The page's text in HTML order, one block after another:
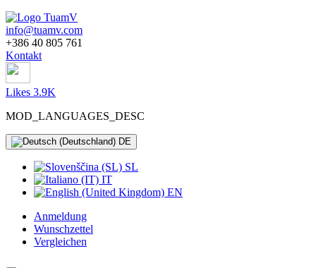
info@tuamv.com
+386 40 805 761
Kontakt
Likes 3.9K
MOD_LANGUAGES_DESC
DE
SL
IT
EN
Anmeldung
Wunschzettel
Vergleichen